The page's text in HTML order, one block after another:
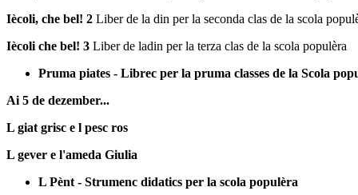
Iècoli, che bel! 2 Liber de la din per la seconda clas de la scola
Iècoli che bel! 3 Liber de ladin per la terza clas de la scola populèra
Pruma piates - Librec per la pruma classes de la Scola
Ai 5 de dezember...
L giat grisc e l pesc ros
L gever e l'ameda Giulia
L Pènt - Strumenc didatics per la scola populèra